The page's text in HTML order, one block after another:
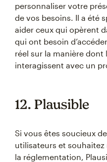
personnaliser votre
de vos besoins. Il a été
aider ceux qui opèrent
qui ont besoin
réel sur la manière dont
interagissent avec un
12. Plausible
Si vous êtes soucieux
utilisateurs et
la réglementation,